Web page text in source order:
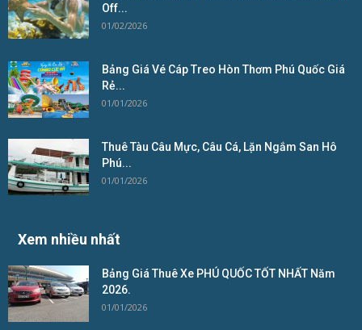
Off...
01/02/2026
Bảng Giá Vé Cáp Treo Hòn Thơm Phú Quốc Giá
Rẻ...
01/01/2026
Thuê Tàu Câu Mực, Câu Cá, Lặn Ngắm San Hô
Phú...
01/01/2026
Xem nhiều nhất
Bảng Giá Thuê Xe PHÚ QUỐC TỐT NHẤT Năm
2026.
01/01/2026